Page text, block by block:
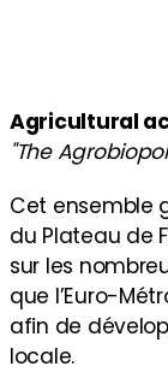
Agricultural
"The
Cet ensemble
du Plateau de
sur les
que l’Euro-
afin de
locale.